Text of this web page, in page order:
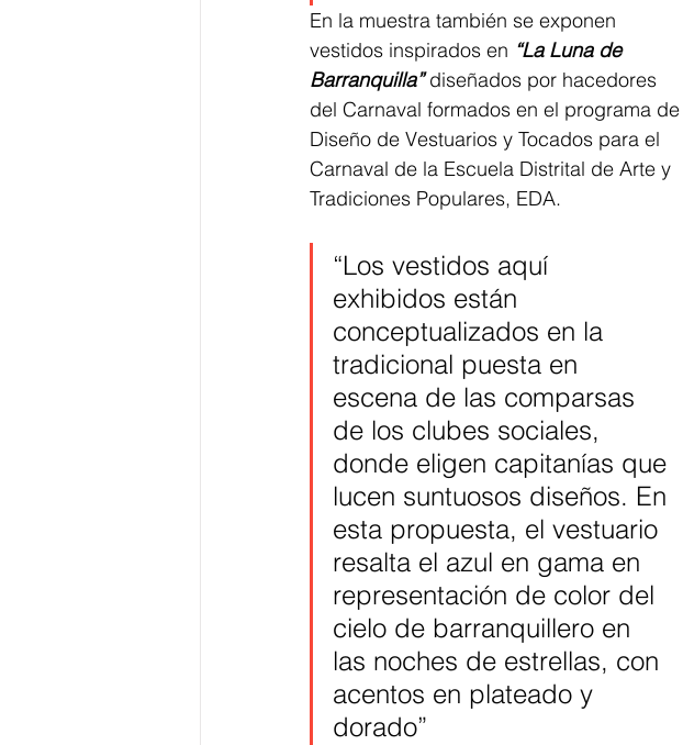
En la muestra también se exponen
vestidos inspirados en “La Luna de
Barranquilla” diseñados por hacedores
del Carnaval formados en el programa de
Diseño de Vestuarios y Tocados para el
Carnaval de la Escuela Distrital de Arte y
Tradiciones Populares, EDA.
“Los vestidos aquí
exhibidos están
conceptualizados en la
tradicional puesta en
escena de las comparsas
de los clubes sociales,
donde eligen capitanías que
lucen suntuosos diseños. En
esta propuesta, el vestuario
resalta el azul en gama en
representación de color del
cielo de barranquillero en
las noches de estrellas, con
acentos en plateado y
dorado”